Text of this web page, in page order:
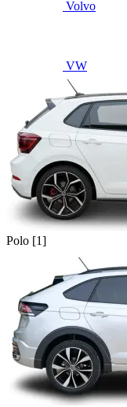
Volvo
VW
Polo [1]